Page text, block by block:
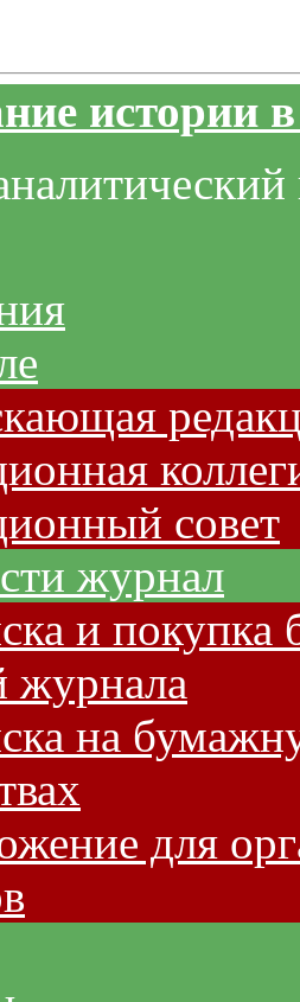
истории
совет
журнал
и покупка
журнала
на
для